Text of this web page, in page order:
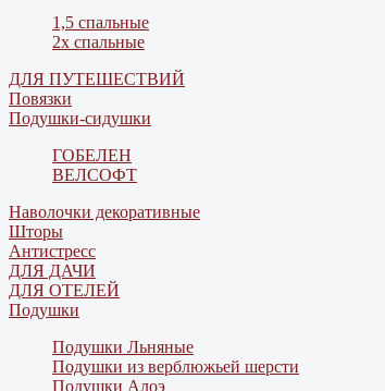
1,5 спальные
2х спальные
ДЛЯ ПУТЕШЕСТВИЙ
Повязки
Подушки-сидушки
ГОБЕЛЕН
ВЕЛСОФТ
Наволочки декоративные
Шторы
Антистресс
ДЛЯ ДАЧИ
ДЛЯ ОТЕЛЕЙ
Подушки
Подушки Льняные
Подушки из верблюжьей шерсти
Подушки Алоэ